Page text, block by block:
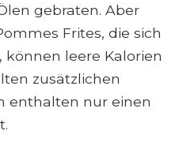
gebraten. Aber
Frites, die sich
leere Kalorien
zusätzlichen
enthalten nur einen